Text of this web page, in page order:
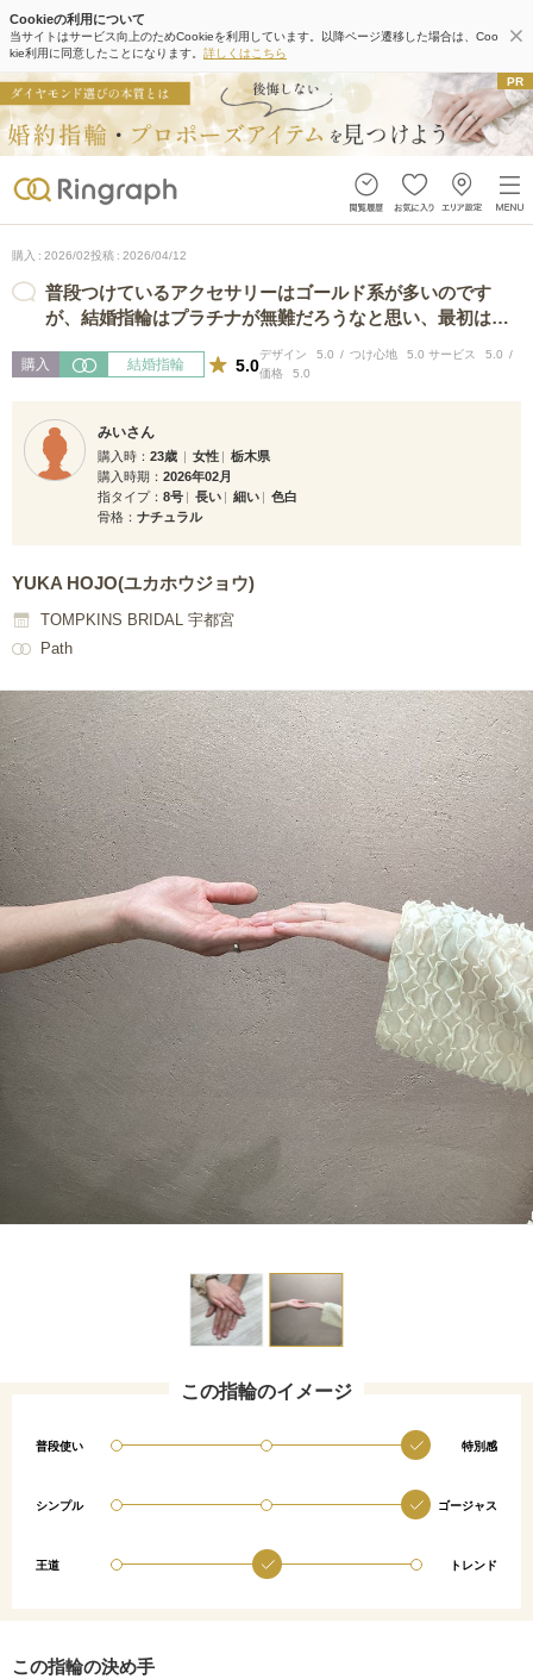
Cookieの利用について
当サイトはサービス向上のためCookieを利用しています。以降ページ遷移した場合は、Coo
kie利用に同意したことになります。 詳しくはこちら
購入 2026/02投稿 2026/04/12
普段つけているアクセサリーはゴールド系が多いのです
が、結婚指輪はプラチナが無難だろうなと思い、最初はプ
購入 結婚指輪 5.0
デザイン 5.0 つけ心地 5.0 サービス
5.0
価格
5.0
みいさん
購入時 23歳 女性
栃木県
購入時期
2026年02月
指タイプ
8号 長い 細い
色白
骨格
ナチュラル
YUKA HOJO(ユカホウジョウ)
TOMPKINS BRIDAL 宇都宮
Path
この指輪のイメージ
普段使い 特別感
シンプル ゴージャス
王道 トレンド
この指輪の決め手